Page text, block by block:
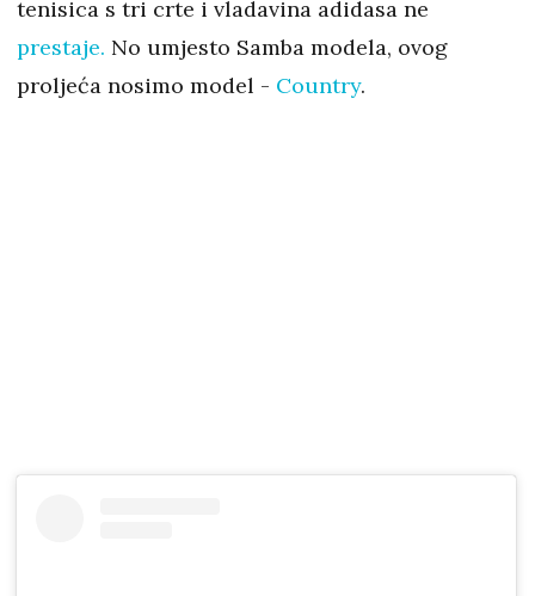
tenisica s tri crte i vladavina adidasa ne
prestaje. No umjesto Samba modela, ovog
proljeća nosimo model - Country.